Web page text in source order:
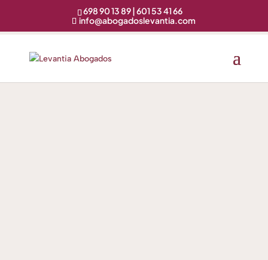
698 90 13 89 | 601 53 41 66
info@abogadoslevantia.com